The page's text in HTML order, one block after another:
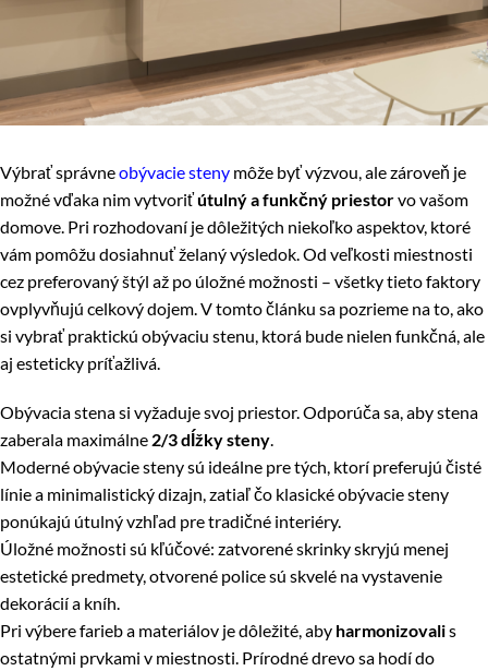
Výbrať správneobývacie steny môže byť výzvou, ale zároveň je
možné vďaka nim vytvoriťútulný a funkčný priestorvo vašom
domove. Pri rozhodovaní je dôležitých niekoľko aspektov, ktoré
vám pomôžu dosiahnuť želaný výsledok. Od veľkosti miestnosti
cez preferovaný štýl až po úložné možnosti – všetky tieto faktory
ovplyvňujú celkový dojem. V tomto článku sa pozrieme na to, ako
si vybrať praktickú obývaciu stenu, ktorá bude nielen funkčná, ale
aj esteticky príťažlivá.
Obývacia stena si vyžaduje svoj priestor. Odporúča sa, aby stena
zaberala maximálne 2/3 dĺžky steny
Moderné obývacie steny sú ideálne pre tých, ktorí preferujú čisté
línie a minimalistický dizajn, zatiaľ čo klasické obývacie steny
ponúkajú útulný vzhľad pre tradičné interiéry.
Úložné možnosti sú kľúčové: zatvorené skrinky skryjú menej
estetické predmety, otvorené police sú skvelé na vystavenie
dekorácií a kníh.
Pri výbere farieb a materiálov je dôležité, aby harmonizovalis
ostatnými prvkami v miestnosti. Prírodné drevo sa hodí do